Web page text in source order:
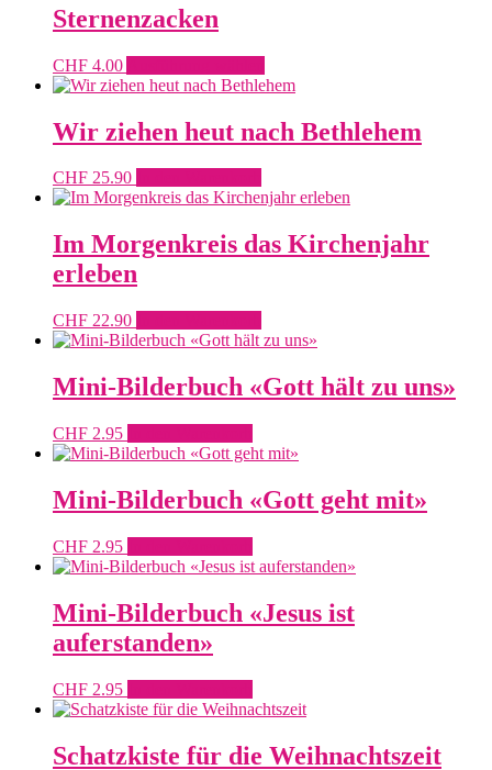
CHF 16.00
Sternenzacken
CHF 4.00
Produkt
mehrere
Varianten
Optionen
auf
der
Wir ziehen heut nach Bethlehem
CHF 25.90
Im Morgenkreis das Kirchenjahr
erleben
CHF 22.90
Mini-Bilderbuch «Gott hält zu uns»
CHF 2.95
Mini-Bilderbuch «Gott geht mit»
CHF 2.95
Mini-Bilderbuch «Jesus ist
auferstanden»
CHF 2.95
Schatzkiste für die Weihnachtszeit